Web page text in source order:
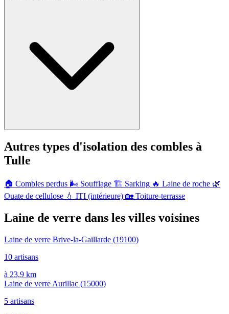
Autres types d'isolation des combles à
Tulle
🏠 Combles perdus 🌬️ Soufflage 🏗️ Sarking 🔥 Laine de roche 🌿
Ouate de cellulose 💧 ITI (intérieure) 🏡 Toiture-terrasse
Laine de verre dans les villes voisines
Laine de verre Brive-la-Gaillarde (19100)
10 artisans
à 23,9 km
Laine de verre Aurillac (15000)
5 artisans